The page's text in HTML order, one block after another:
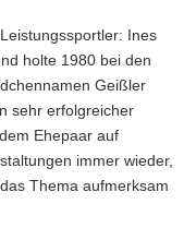
Ines
holte 1980 bei den
Geißler
sehr erfolgreicher
Ehepaar auf
immer wieder,
Thema aufmerksam